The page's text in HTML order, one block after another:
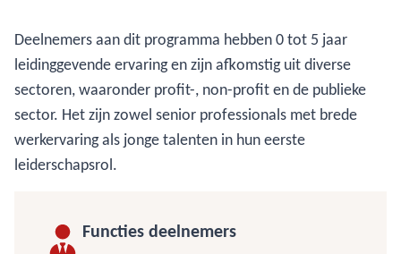
Deelnemers aan dit programma hebben 0 tot 5 jaar
leidinggevende ervaring en zijn afkomstig uit diverse
sectoren, waaronder profit-, non-profit en de publieke
sector. Het zijn zowel senior professionals met brede
werkervaring als jonge talenten in hun eerste
leiderschapsrol.
Functies deelnemers